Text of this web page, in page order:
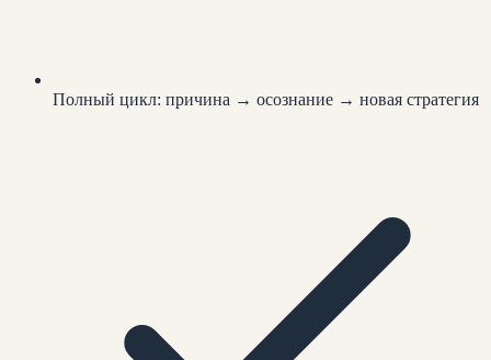
Полный цикл: причина → осознание → новая стратегия